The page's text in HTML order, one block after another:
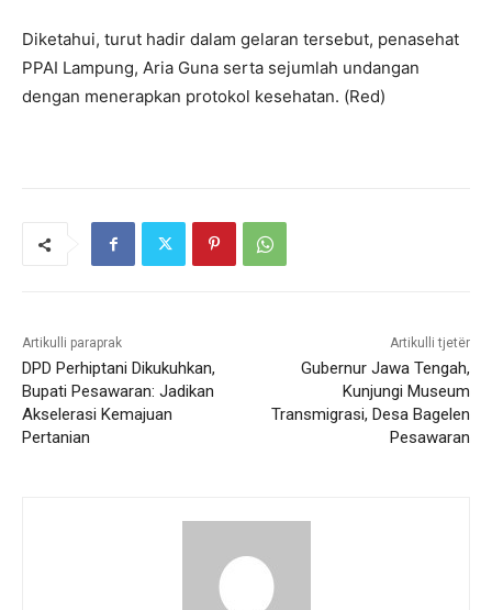
Diketahui, turut hadir dalam gelaran tersebut, penasehat
PPAI Lampung, Aria Guna serta sejumlah undangan
dengan menerapkan protokol kesehatan. (Red)
Artikulli paraprak
DPD Perhiptani Dikukuhkan,
Bupati Pesawaran: Jadikan
Akselerasi Kemajuan
Pertanian
Artikulli tjetër
Gubernur Jawa Tengah,
Kunjungi Museum
Transmigrasi, Desa Bagelen
Pesawaran